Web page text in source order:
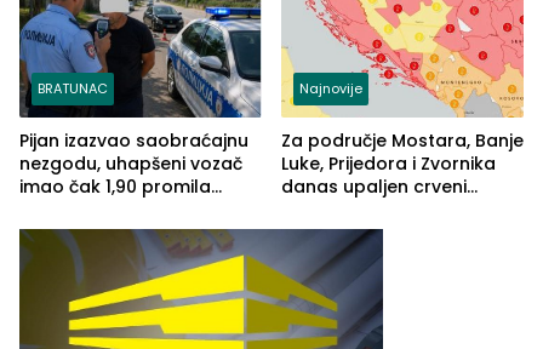
BRATUNAC
Pijan izazvao saobraćajnu
nezgodu, uhapšeni vozač
imao čak 1,90 promila
Najnovije
Za područje Mostara, Banje
Luke, Prijedora i Zvornika
danas upaljen crveni